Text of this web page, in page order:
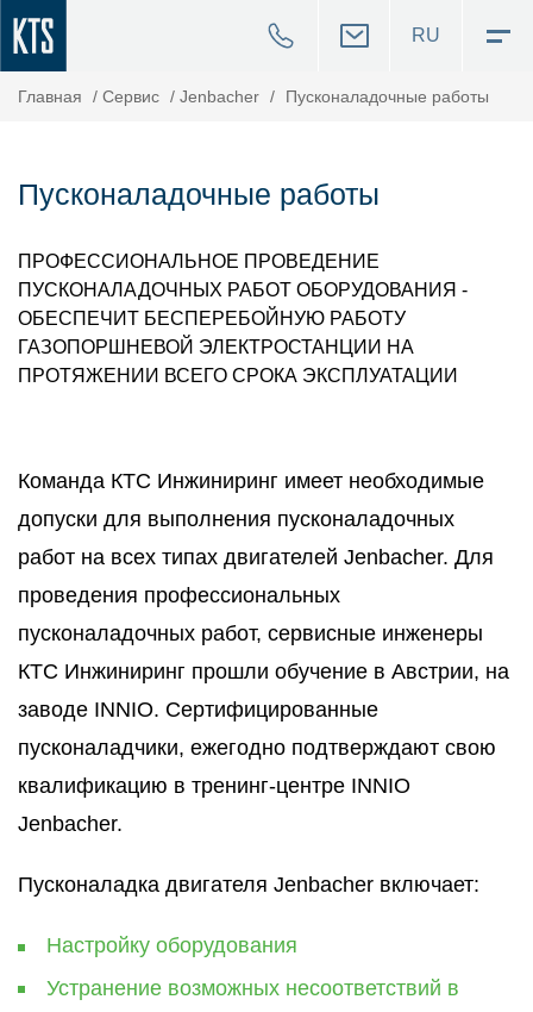
RU
Главная / Cервис / Jenbacher / Пусконаладочные работы
Пусконаладочные работы
ПРОФЕССИОНАЛЬНОЕ ПРОВЕДЕНИЕ
ПУСКОНАЛАДОЧНЫХ РАБОТ ОБОРУДОВАНИЯ -
ОБЕСПЕЧИТ БЕСПЕРЕБОЙНУЮ РАБОТУ
ГАЗОПОРШНЕВОЙ ЭЛЕКТРОСТАНЦИИ НА
ПРОТЯЖЕНИИ ВСЕГО СРОКА ЭКСПЛУАТАЦИИ
Команда КТС Инжиниринг имеет необходимые
допуски для выполнения пусконаладочных
работ на всех типах двигателей Jenbacher. Для
проведения профессиональных
пусконаладочных работ, сервисные инженеры
КТС Инжиниринг прошли обучение в Австрии, на
заводе INNIO. Сертифицированные
пусконаладчики, ежегодно подтверждают свою
квалификацию в тренинг-центре INNIO
Jenbacher.
Пусконаладка двигателя Jenbacher включает:
Настройку оборудования
Устранение возможных несоответствий в